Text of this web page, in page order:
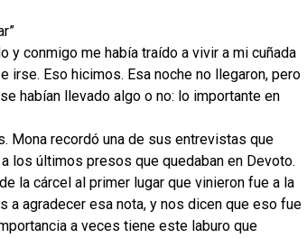
y conmigo me había traído a vivir a mi cuñada
irse. Eso hicimos. Esa noche no llegaron, pero
habían llevado algo o no: lo importante en
Mona recordó una de sus entrevistas que
los últimos presos que quedaban en Devoto.
la cárcel al primer lugar que vinieron fue a la
a agradecer esa nota, y nos dicen que eso fue
a veces tiene este laburo que